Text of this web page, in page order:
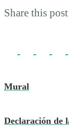
Share this post
Mural
Declaración de